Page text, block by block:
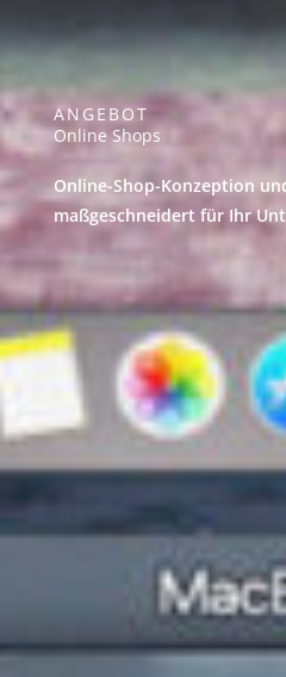
ANGEBOT
Online Shops
Online-Shop-Konzeption
maßgeschneidert für Ihr